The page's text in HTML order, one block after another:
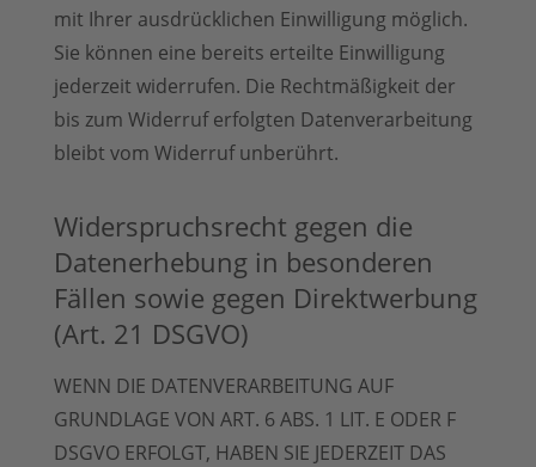
mit Ihrer ausdrücklichen Einwilligung möglich.
Sie können eine bereits erteilte Einwilligung
jederzeit widerrufen. Die Rechtmäßigkeit der
bis zum Widerruf erfolgten Datenverarbeitung
bleibt vom Widerruf unberührt.
Widerspruchsrecht gegen die
Datenerhebung in besonderen
Fällen sowie gegen Direktwerbung
(Art. 21 DSGVO)
WENN DIE DATENVERARBEITUNG AUF
GRUNDLAGE VON ART. 6 ABS. 1 LIT. E ODER F
DSGVO ERFOLGT, HABEN SIE JEDERZEIT DAS